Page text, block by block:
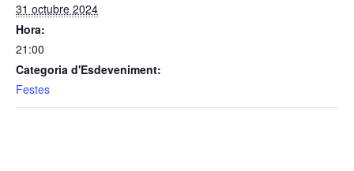
31 octubre 2024
Hora:
21:00
Categoria d'Esdeveniment:
Festes